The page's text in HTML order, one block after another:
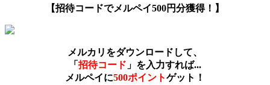
【招待コードでメルペイ500円分獲得！】
メルカリをダウンロードして、
「 招待コード 」を入力すれば...
メルペイに500ポイントゲット！